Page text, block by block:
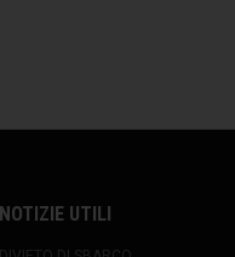
NOTIZIE UTILI